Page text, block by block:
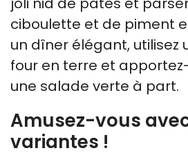
ciboulette et de piment
un dîner élégant, utilisez
four en terre et
une salade verte à part.
Amusez-vous
variantes !